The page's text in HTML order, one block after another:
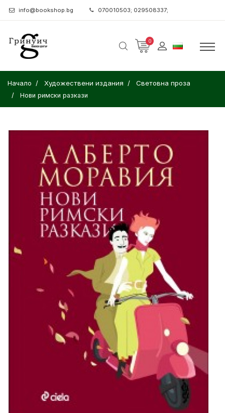
info@bookshop.bg 070010503; 029508337;
0
Начало Художествени издания Световна проза
Нови римски разкази